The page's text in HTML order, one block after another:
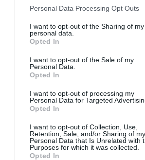
Personal Data Processing Opt Outs
I want to opt-out of the Sharing of my
personal data.
Opted In
I want to opt-out of the Sale of my
Personal Data.
Opted In
I want to opt-out of processing my
Personal Data for Targeted
Opted In
I want to opt-out of Collection, Use,
Retention, Sale, and/or Sharing of my
Personal Data that Is Unrelated with
Purposes for which it was collected.
Opted In
συνεχίζεται τον Μάιο, ενώ την
αντίστοιχο όριο είχε καταγραφεί
αποτελεί και μήνα αιχμής για τον
Της Βίκυς Βετουλάκη
ΑΕΡΟΔΡΟΜΙΟ ΚΑΛΑΜΑΤΑΣ
ΚΙΝΗΣΗ ΑΕΡΟΔΡΟΜΙΟΥ
Facebook Twitter